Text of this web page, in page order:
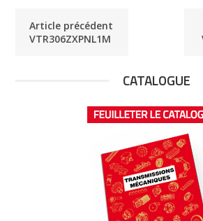
Article précédent
VTR306ZXPNL1M
CATALOGUE